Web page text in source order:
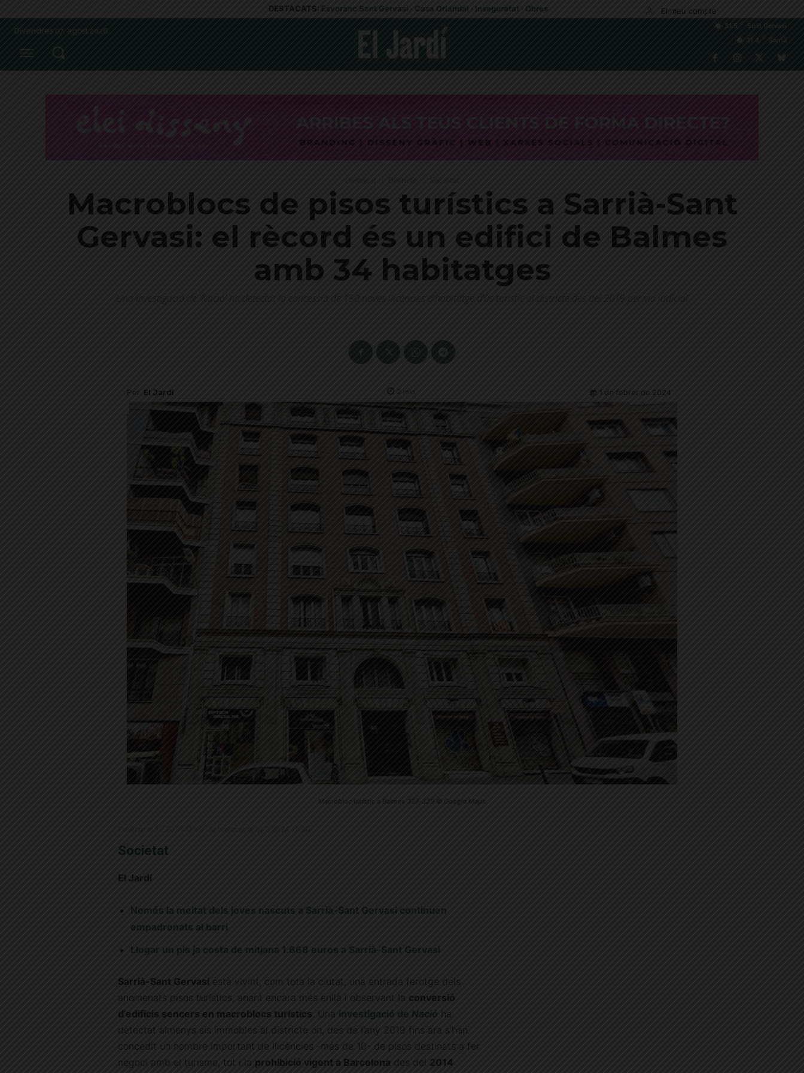
DESTACATS: Esvoranc Sant Gervasi · Casa Orlandai · Inseguretat · Obres El meu compte
Divendres 07, agost 2026
31.5
Sant Gervasi
31.4
Sarrià
Societat
Macroblocs de pisos turístics a Sarrià-Sant
Gervasi: el rècord és un edifici de Balmes
amb 34 habitatges
Una investigació de 'Nació' ha detectat la concessió de 150 noves llicències d'habitatge d'ús turístic al districte des del 2019 per via judicial
Per El Jardí 2 min. 1 de febrer de 2024
Macrobloc turístic a Balmes 327-329 © Google Maps
Societat
El Jardí
Només la meitat dels joves nascuts a Sarrià-Sant Gervasi continuen
empadronats al barri
Llogar un pis ja costa de mitjana 1.668 euros a Sarrià-Sant Gervasi
Sarrià-Sant Gervasi està vivint, com tota la ciutat, una entrada ferotge dels
anomenats pisos turístics, anant encara més enllà i observant la conversió
d’edificis sencers en macroblocs turístics. Una investigació de Nació ha
detectat almenys sis immobles al districte on, des de l’any 2019 fins ara s’han
concedit un nombre important de llicències -més de 10- de pisos destinats a fer
negoci amb el turisme, tot i la prohibició vigent a Barcelona des del 2014